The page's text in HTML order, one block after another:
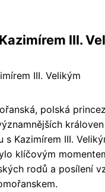
III.
III. Velikým
polská
s Kazimírem III.
klíčovým
rodů a posílení